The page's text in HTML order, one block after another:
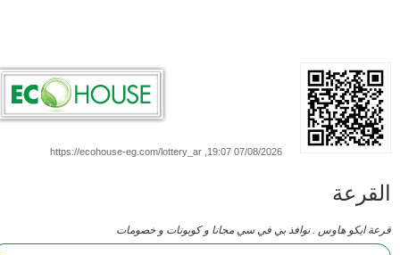
07/08/2026 19:07, https://ecohouse-eg.com/lottery_ar
ايكو هاوس . نوافذ بي في سي مجانا و كوبونات و خصومات